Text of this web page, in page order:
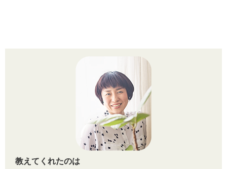
教えてくれたのは